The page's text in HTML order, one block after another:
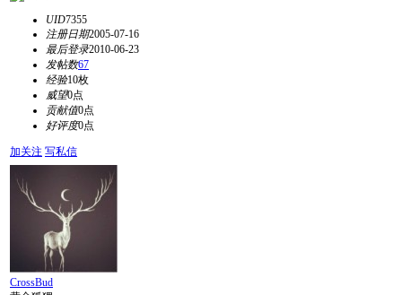
UID7355
注册日期2005-07-16
最后登录2010-06-23
发帖数67
经验10枚
威望0点
贡献值0点
好评度0点
加关注 写私信
CrossBud